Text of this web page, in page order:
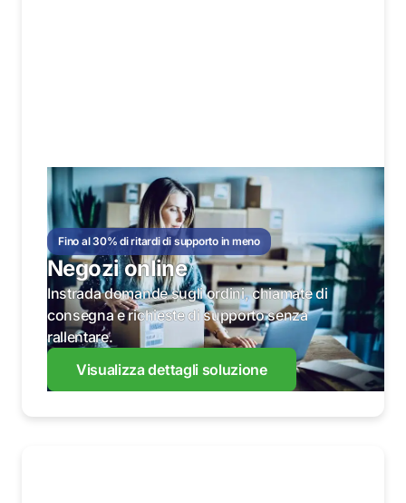
Fino al 30% di ritardi di supporto in meno
Negozi online
Instrada domande sugli ordini, chiamate di
consegna e richieste di supporto senza
rallentare.
Visualizza dettagli soluzione